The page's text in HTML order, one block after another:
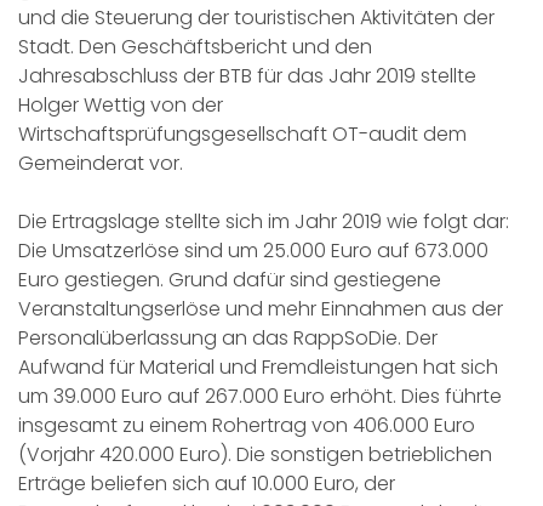
und die Steuerung der touristischen Aktivitäten der
Stadt. Den Geschäftsbericht und den
Jahresabschluss der BTB für das Jahr 2019 stellte
Holger Wettig von der
Wirtschaftsprüfungsgesellschaft OT-audit dem
Gemeinderat vor.
Die Ertragslage stellte sich im Jahr 2019 wie folgt dar:
Die Umsatzerlöse sind um 25.000 Euro auf 673.000
Euro gestiegen. Grund dafür sind gestiegene
Veranstaltungserlöse und mehr Einnahmen aus der
Personalüberlassung an das RappSoDie. Der
Aufwand für Material und Fremdleistungen hat sich
um 39.000 Euro auf 267.000 Euro erhöht. Dies führte
insgesamt zu einem Rohertrag von 406.000 Euro
(Vorjahr 420.000 Euro). Die sonstigen betrieblichen
Erträge beliefen sich auf 10.000 Euro, der